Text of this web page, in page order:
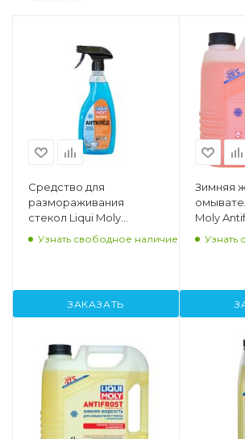
Средство для
размораживания
стекол Liqui Moly
Antifrost Scheiben-
Узнать свободное наличие
ЗАКАЗАТЬ
Зимняя
Moly
Узнать